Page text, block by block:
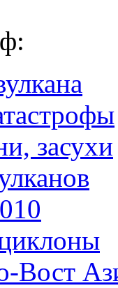
засухи
Вост